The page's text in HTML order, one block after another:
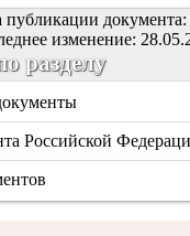
публикации
изменение:
разделу
Российской